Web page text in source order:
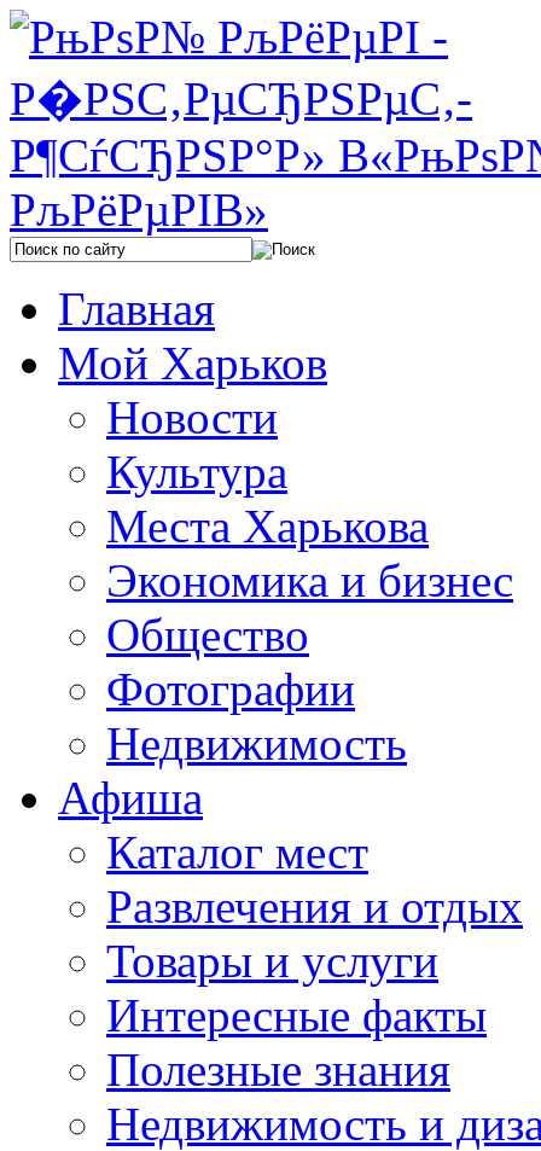
Главная
Мой Харьков
Новости
Культура
Места Харькова
Экономика и бизнес
Общество
Фотографии
Недвижимость
Афиша
Каталог мест
Развлечения и отдых
Товары и услуги
Интересные факты
Полезные знания
Недвижимость и